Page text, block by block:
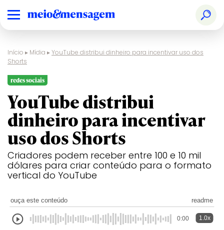
Início ▸ Mídia ▸YouTube distribui dinheiro para incentivar uso dos
Shorts
redes sociais
YouTube distribui
dinheiro para incentivar
uso dos Shorts
Criadores podem receber entre 100 e 10 mil
dólares para criar conteúdo para o formato
vertical do YouTube
ouça este conteúdo readme
0:00 1.0x